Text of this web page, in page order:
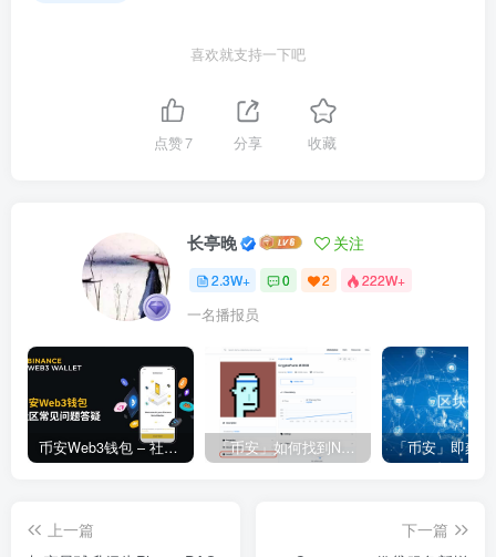
喜欢就支持一下吧
点赞7 分享 收藏
长亭晚 关注
2.3W+ 0 2 222W+
一名播报员
币安Web3钱包 – 社区常见问题答疑 「币安」如何找到NFT合约地址？
上一篇
下一篇